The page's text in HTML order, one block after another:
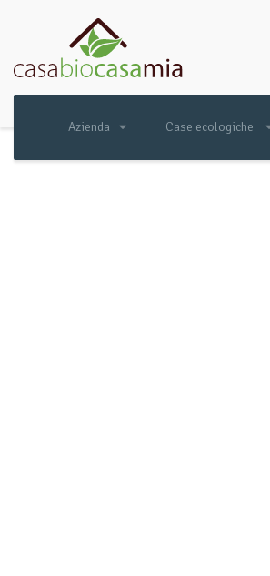
Azienda Case ecologiche